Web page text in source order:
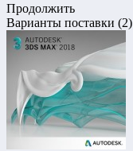
Продолжить
Варианты поставки (2)